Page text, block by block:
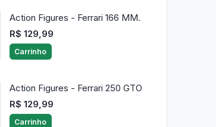
Action Figures - Ferrari 166 MM.
R$ 129,99
Carrinho
Action Figures - Ferrari 250 GTO
R$ 129,99
Carrinho